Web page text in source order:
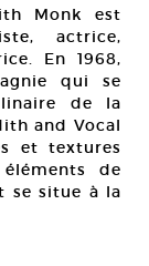
Monk est
actrice,
En 1968,
qui se
de la
and Vocal
et textures
de
se situe à la